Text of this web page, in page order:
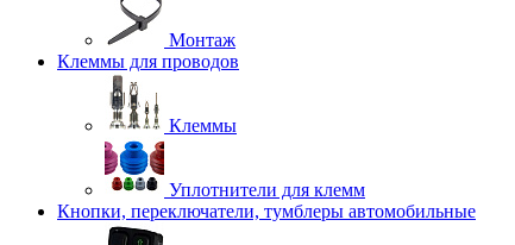
Монтаж
Клеммы для проводов
Клеммы
Уплотнители для клемм
Кнопки, переключатели, тумблеры автомобильные